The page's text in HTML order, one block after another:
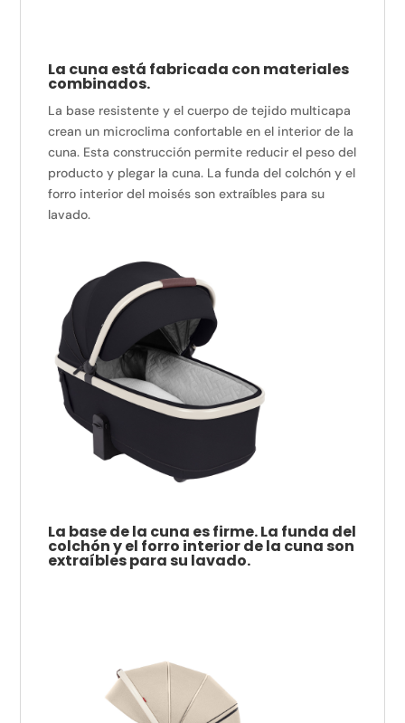
La cuna está fabricada con materiales
combinados.
La base resistente y el cuerpo de tejido multicapa
crean un microclima confortable en el interior de la
cuna. Esta construcción permite reducir el peso del
producto y plegar la cuna. La funda del colchón y el
forro interior del moisés son extraíbles para su
lavado.
La base de la cuna es firme.La funda del
colchón y el forro interior de la cuna son
extraíbles para su lavado.